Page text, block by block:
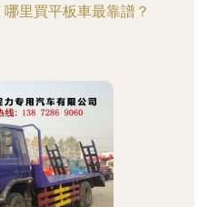
里買平板車最靠譜？